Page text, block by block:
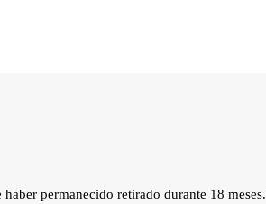
permanecido retirado durante 18